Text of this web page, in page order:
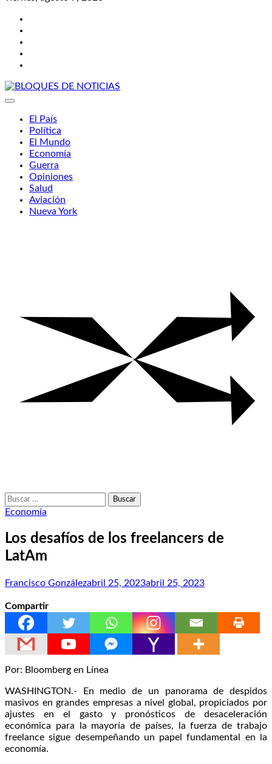
El País
Política
El Mundo
Economía
Guerra
Opiniones
Salud
Aviación
Nueva York
Buscar:
Economía
Los desafíos de los freelancers de
LatAm
Francisco Gonzálezabril 25, 2023abril 25, 2023
Compartir
Por: Bloomberg en Línea
WASHINGTON.- En medio de un panorama de despidos
masivos en grandes empresas a nivel global, propiciados por
ajustes en el gasto y pronósticos de desaceleración
económica para la mayoría de países, la fuerza de trabajo
freelance sigue desempeñando un papel fundamental en la
economía.